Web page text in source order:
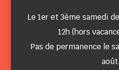
Le 1er et 3ème samedi
12h (hors
Pas de permanence le
août.